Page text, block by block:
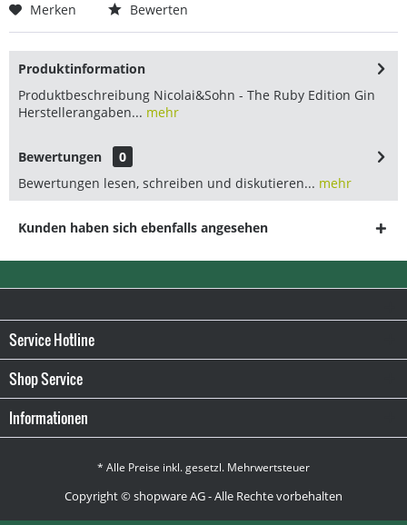
Merken Bewerten
Produktinformation
Produktbeschreibung Nicolai&Sohn - The Ruby Edition Gin
Herstellerangaben... mehr
Bewertungen
0
Bewertungen lesen, schreiben und diskutieren... mehr
Kunden haben sich ebenfalls angesehen
Service Hotline
Shop Service
Informationen
* Alle Preise inkl. gesetzl. Mehrwertsteuer
Copyright © shopware AG - Alle Rechte vorbehalten